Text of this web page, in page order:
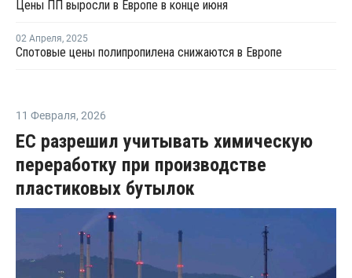
Цены ПП выросли в Европе в конце июня
02 Апреля, 2025
Спотовые цены полипропилена снижаются в Европе
11 Февраля, 2026
ЕС разрешил учитывать химическую
переработку при производстве
пластиковых бутылок